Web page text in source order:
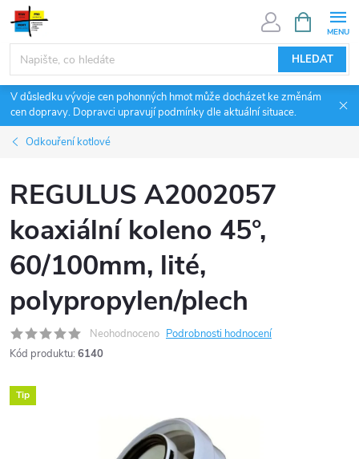
Přejít
obsah
HLEDAT
NÁKUPNÍ
KOŠÍK
V důsledku vývoje cen pohonných hmot může docházet ke změnám
cen dopravy. Dopravci upravují podmínky dle aktuální situace.
Odkouření kotlové
REGULUS A2002057
koaxiální koleno 45°,
60/100mm, lité,
polypropylen/plech
Neohodnoceno Podrobnosti hodnocení
Kód produktu: 6140
Tip